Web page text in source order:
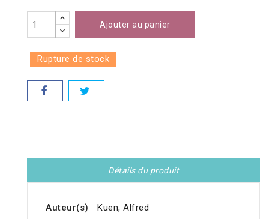
Ajouter au panier
Rupture de stock
Détails du produit
Auteur(s) Kuen, Alfred